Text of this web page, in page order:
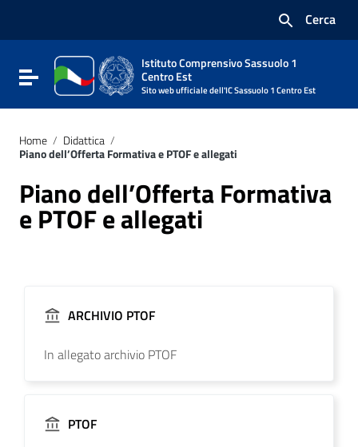
Vai al footer
Cerca
Attiva / disattiva la navigazione
Istituto Comprensivo Sassuolo 1
Centro Est
Sito web ufficiale dell'IC Sassuolo 1 Centro Est
Home / Didattica /
Piano dell’Offerta Formativa e PTOF e allegati
Piano dell’Offerta Formativa
e PTOF e allegati
ARCHIVIO PTOF
In allegato archivio PTOF
PTOF